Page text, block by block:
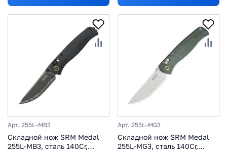
Арт. 255L-MB3
Складной нож SRM Medal
255L-MB3, сталь 140Cr,
Арт. 255L-MG3
Складной нож SRM Medal
255L-MG3, сталь 140Cr,